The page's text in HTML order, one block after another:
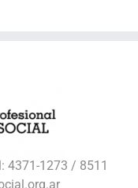
4371-1273 / 8511